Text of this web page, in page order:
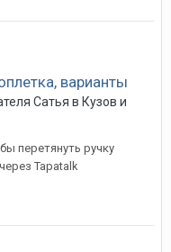
варианты
Сатья в Кузов и
перетянуть ручку
Tapatalk